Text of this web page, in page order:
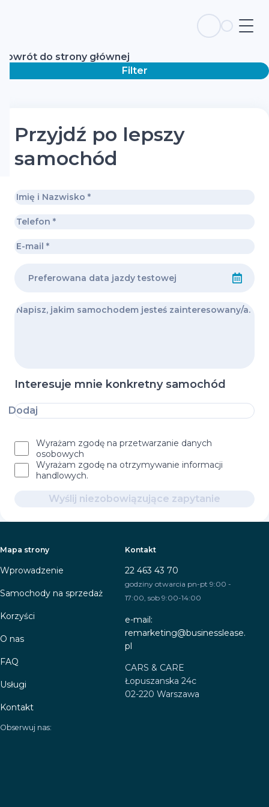
Powrót do strony głównej
Filter
Przyjdź po lepszy
samochód
Interesuje mnie konkretny samochód
Dodaj
Wyrażam zgodę na przetwarzanie danych
osobowych
Wyrażam zgodę na otrzymywanie informacji
handlowych.
Wyślij niezobowiązujące zapytanie
Mapa strony
Wprowadzenie
Samochody na sprzedaż
Korzyści
O nas
FAQ
Usługi
Kontakt
Kontakt
22 463 43 70
godziny otwarcia pn-pt 9:00 -
17:00, sob 9:00-14:00
e-mail:
remarketing@businesslease.
pl
CARS & CARE
Łopuszanska 24c
02-220 Warszawa
Obserwuj nas: